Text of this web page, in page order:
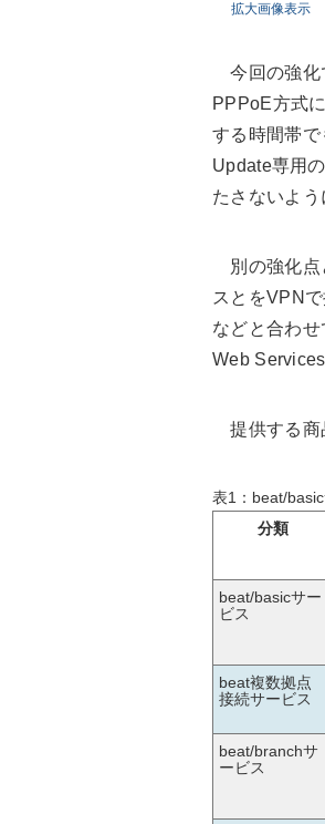
拡大画像表示
今回の強化
PPPoE方式
する時間帯
Update専用
たさないよう
別の強化点
スとをVPN
などと合わ
Web
提供する商
表1：beat/
分類
beat/basicサー
ビス
beat複数拠点
接続サービス
beat/branchサ
ービス